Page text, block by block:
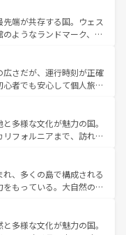
ランス、プロヴァンスの
な楽しみ方が可能だ。さ
溢れており、どの街角に
全く異なる文化を体験で
フランス情報はコンテンツ一覧
も飽きることがない。ベ
州のアルプスの絶景、そ
った風景は必見。ビール
。 なお、新着の
参照してほしい。
端が共存する国。ウェス
ようなランドマーク、歴
た、優雅なアフタヌーン
い英国パブ、サッカー観
験も豊富。イギリスを旅
さだが、運行時刻が正確
者でも安心して個人旅行
スならではのユニークな
でなく町歩きも満喫する
ため物価も高いが、旅行
できる。 なお、新
覧 を参照してほしい。
多様な文化が魅力の国。
フォルニアまで、訪れる
ッピング、エンターテイ
ットだ。一方、アメリカ
ドキャニオンやイエロー
と美食が融合した独特の
各地域で異なる魅力を楽
、多くの島で構成される
もっている。大自然の神
の観光地といえばオアフ
マウイ島やカウアイ島が
多様な文化が魅力の国。